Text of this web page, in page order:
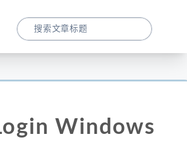
Windows